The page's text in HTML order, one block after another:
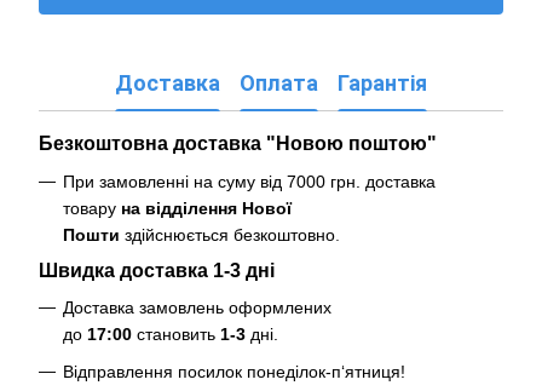
Доставка Оплата Гарантія
Безкоштовна доставка "Новою поштою"
При замовленні на суму від 7000 грн. доставка
товару на відділення Нової
Пошти здійснюється безкоштовно
Швидка доставка 1-3 дні
Доставка замовлень оформлених
до 17:00 становить 1-3 дні.
Відправлення посилок понеділок-п‘ятниця!